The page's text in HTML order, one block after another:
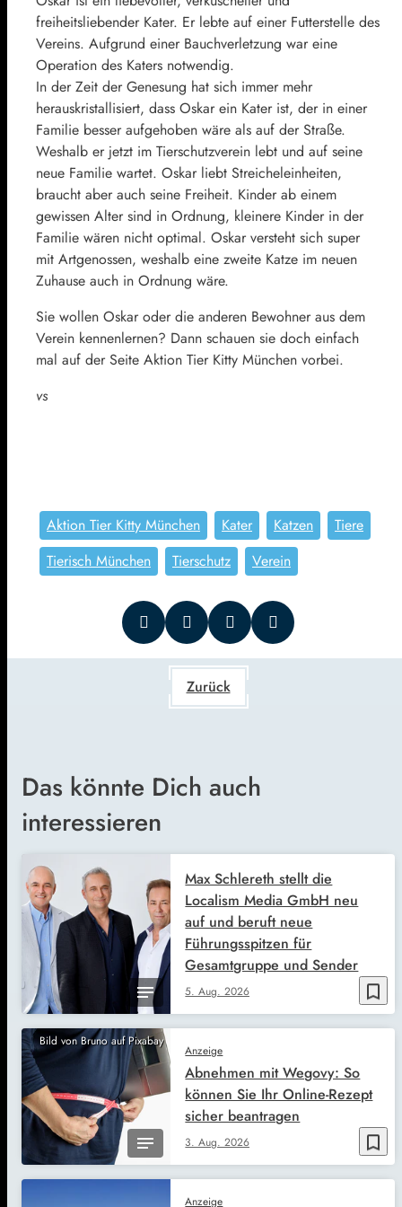
freiheitsliebender Kater. Er lebte auf einer Futterstelle des
Vereins. Aufgrund einer Bauchverletzung war eine
Operation des Katers notwendig.
In der Zeit der Genesung hat sich immer mehr
herauskristallisiert, dass Oskar ein Kater ist, der in einer
Familie besser aufgehoben wäre als auf der Straße.
Weshalb er jetzt im Tierschutzverein lebt und auf seine
neue Familie wartet. Oskar liebt Streicheleinheiten,
braucht aber auch seine Freiheit. Kinder ab einem
gewissen Alter sind in Ordnung, kleinere Kinder in der
Familie wären nicht optimal. Oskar versteht sich super
mit Artgenossen, weshalb eine zweite Katze im neuen
Zuhause auch in Ordnung wäre.
Sie wollen Oskar oder die anderen Bewohner aus dem
Verein kennenlernen? Dann schauen sie doch einfach
mal auf der Seite Aktion Tier Kitty München vorbei.
vs
Aktion Tier Kitty München Kater Katzen
Tiere
Tierisch München
Tierschutz Verein
Zurück
Das könnte Dich auch
interessieren
bookmark_border
5. Aug. 2026
Max Schlereth stellt die
Localism Media GmbH neu
auf und beruft neue
Führungsspitzen für
Gesamtgruppe und Sender
Bild von Bruno auf Pixabay
bookmark_border
Anzeige
3. Aug. 2026
Abnehmen mit Wegovy: So
können Sie Ihr Online-Rezept
sicher beantragen
Anzeige